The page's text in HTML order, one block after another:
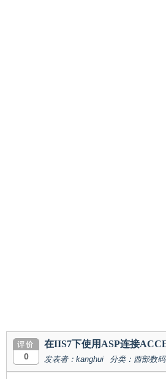
0
在IIS7下使用ASP连接
发表者：kanghui 分类：西部数